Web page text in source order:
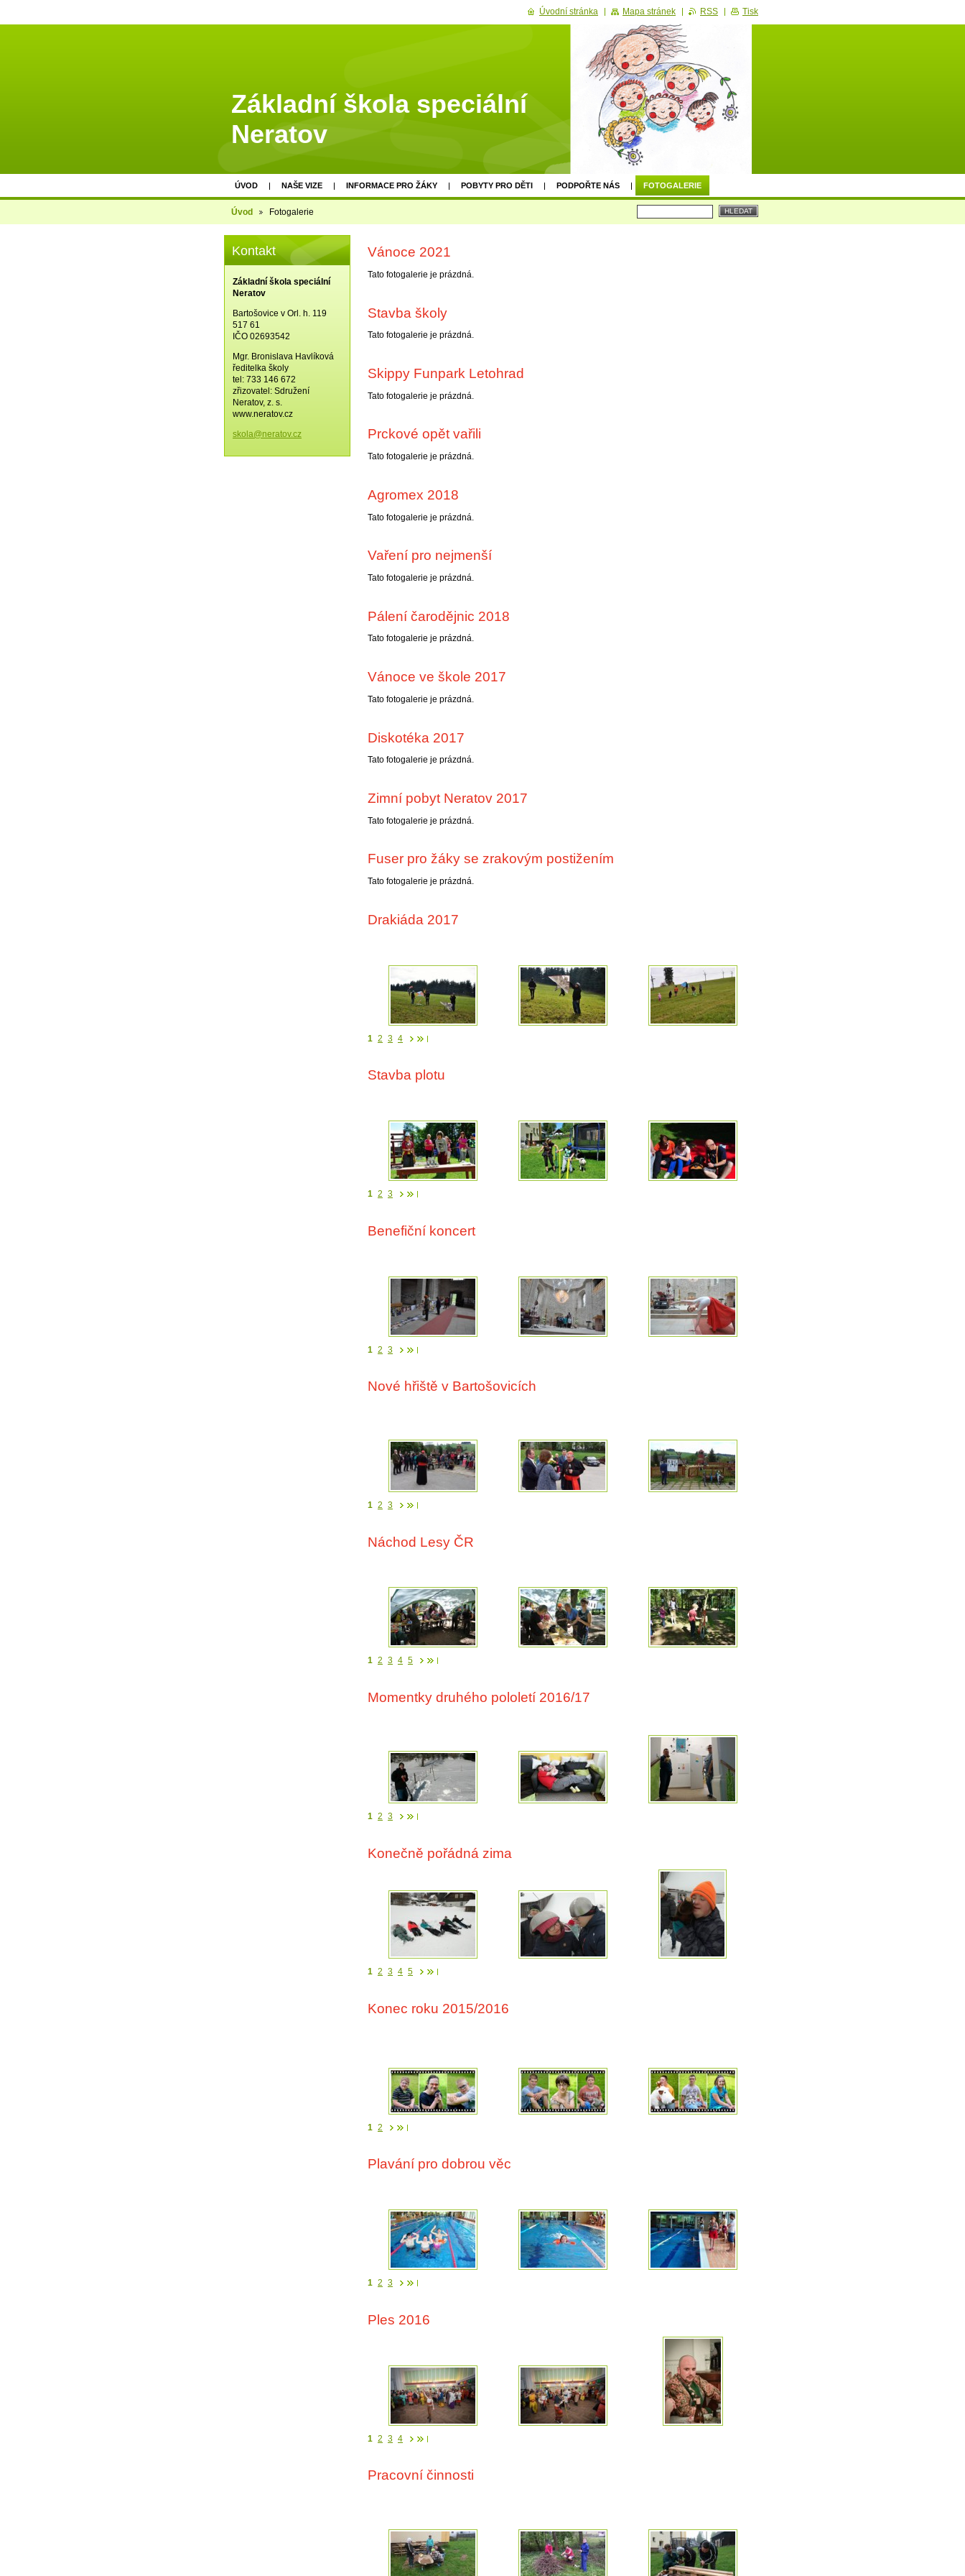
Základní škola speciální
Neratov
ÚVOD NAŠE VIZE INFORMACE PRO ŽÁKY POBYTY PRO DĚTI PODPOŘTE NÁS FOTOGALERIE
Úvod Fotogalerie
Vánoce 2021
Tato fotogalerie je prázdná.
Stavba školy
Tato fotogalerie je prázdná.
Skippy Funpark Letohrad
Tato fotogalerie je prázdná.
Prckové opět vařili
Tato fotogalerie je prázdná.
Agromex 2018
Tato fotogalerie je prázdná.
Vaření pro nejmenší
Tato fotogalerie je prázdná.
Pálení čarodějnic 2018
Tato fotogalerie je prázdná.
Vánoce ve škole 2017
Tato fotogalerie je prázdná.
Diskotéka 2017
Tato fotogalerie je prázdná.
Zimní pobyt Neratov 2017
Tato fotogalerie je prázdná.
Fuser pro žáky se zrakovým postižením
Tato fotogalerie je prázdná.
Drakiáda 2017
1 2 3 4
Stavba plotu
1 2 3
Benefiční koncert
1 2 3
Nové hřiště v Bartošovicích
1 2 3
Náchod Lesy ČR
1 2 3 4 5
Momentky druhého pololetí 2016/17
1 2 3
Konečně pořádná zima
1 2 3 4 5
Konec roku 2015/2016
1 2
Plavání pro dobrou věc
1 2 3
Ples 2016
1 2 3 4
Pracovní činnosti
Kontakt
Základní škola speciální
Neratov
Bartošovice v Orl. h. 119
517 61
IČO 02693542
Mgr. Bronislava Havlíková
ředitelka školy
tel: 733 146 672
zřizovatel: Sdružení
Neratov, z. s.
www.neratov.cz
skola@neratov.cz
Úvodní stránka Mapa stránek RSS Tisk